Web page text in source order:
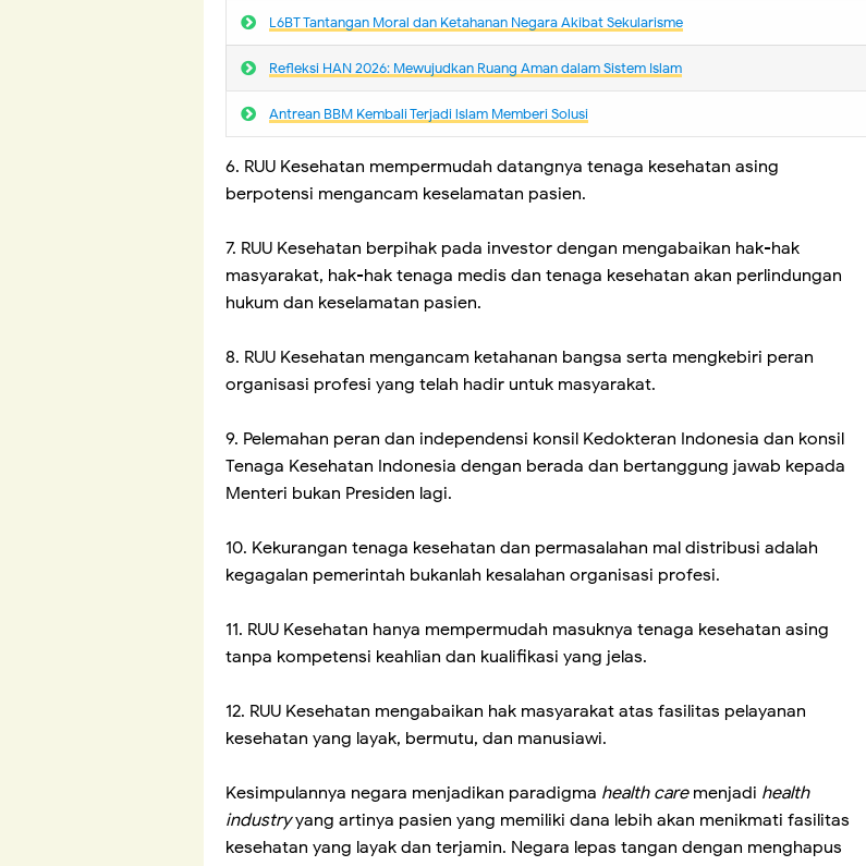
L6BT Tantangan Moral dan Ketahanan Negara Akibat Sekularisme
Refleksi HAN 2026: Mewujudkan Ruang Aman dalam Sistem Islam
Antrean BBM Kembali Terjadi lslam Memberi Solusi
6. RUU Kesehatan mempermudah datangnya tenaga kesehatan asing
berpotensi mengancam keselamatan pasien.
7. RUU Kesehatan berpihak pada investor dengan mengabaikan hak-hak
masyarakat, hak-hak tenaga medis dan tenaga kesehatan akan perlindungan
hukum dan keselamatan pasien.
8. RUU Kesehatan mengancam ketahanan bangsa serta mengkebiri peran
organisasi profesi yang telah hadir untuk masyarakat.
9. Pelemahan peran dan independensi konsil Kedokteran Indonesia dan konsil
Tenaga Kesehatan Indonesia dengan berada dan bertanggung jawab kepada
Menteri bukan Presiden lagi.
10. Kekurangan tenaga kesehatan dan permasalahan mal distribusi adalah
kegagalan pemerintah bukanlah kesalahan organisasi profesi.
11. RUU Kesehatan hanya mempermudah masuknya tenaga kesehatan asing
tanpa kompetensi keahlian dan kualifikasi yang jelas.
12. RUU Kesehatan mengabaikan hak masyarakat atas fasilitas pelayanan
kesehatan yang layak, bermutu, dan manusiawi.
Kesimpulannya negara menjadikan paradigma health care menjadi health
industryyang artinya pasien yang memiliki dana lebih akan menikmati fasilitas
kesehatan yang layak dan terjamin. Negara lepas tangan dengan menghapus